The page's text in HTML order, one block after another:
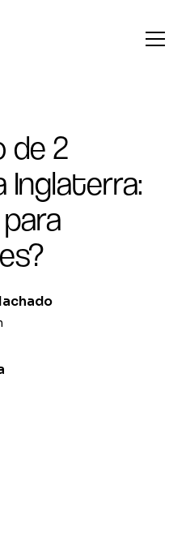
de 2
Inglaterra: